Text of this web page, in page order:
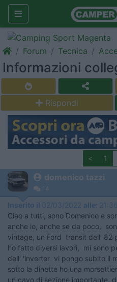
Forum Tecnica
Informazioni
Rispondi
< 1
domenico tazzi
14
Inserito il 02/03/2022 alle:
Ciao a tutti, sono Domenico e
anche io, anche se da poco,
vintage, un Ford transit dell' 82
ho fatto diversi lavori, mi sono
dell' 'inverter vi pongo subito il
sotto la dinette ho una
un cavo di sezione importante,